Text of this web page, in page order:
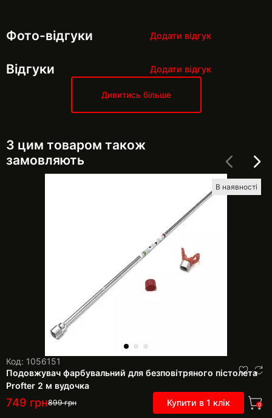
Фото-відгуки Додати відгук
Відгуки Додати відгук
Дивитись більше
З цим товаром також
замовляють
В наявності
Код: 1056151
Подовжувач фарбувальний для безповітряного пістолета
Profter 2 м вудочка
749 грн899грн Купити в 1 клік 0